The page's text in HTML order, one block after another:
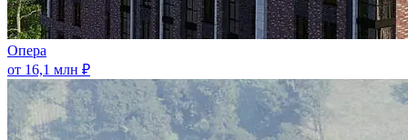
Опера
от 16,1 млн ₽